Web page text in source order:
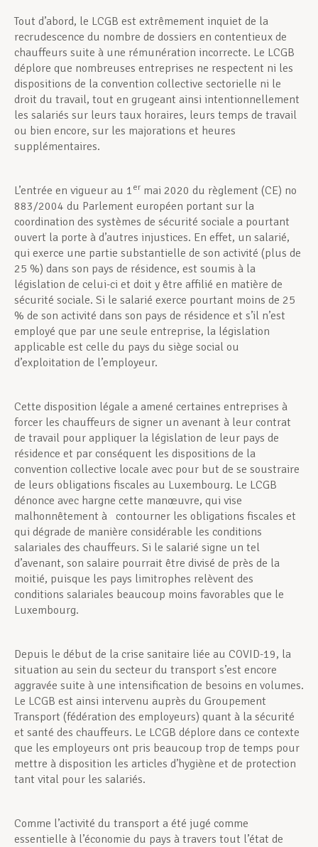
Tout d’abord, le LCGB est extrêmement inquiet de la
recrudescence du nombre de dossiers en contentieux de
chauffeurs suite à une rémunération incorrecte. Le LCGB
déplore que nombreuses entreprises ne respectent ni les
dispositions de la convention collective sectorielle ni le
droit du travail, tout en grugeant ainsi intentionnellement
les salariés sur leurs taux horaires, leurs temps de travail
ou bien encore, sur les majorations et heures
supplémentaires.
L’entrée en vigueur au 1 er mai 2020 du règlement (CE) no
883/2004 du Parlement européen portant sur la
coordination des systèmes de sécurité sociale a pourtant
ouvert la porte à d’autres injustices. En effet, un salarié,
qui exerce une partie substantielle de son activité (plus de
25 %) dans son pays de résidence, est soumis à la
législation de celui-ci et doit y être affilié en matière de
sécurité sociale. Si le salarié exerce pourtant moins de 25
% de son activité dans son pays de résidence et s’il n’est
employé que par une seule entreprise, la législation
applicable est celle du pays du siège social ou
d’exploitation de l’employeur.
Cette disposition légale a amené certaines entreprises à
forcer les chauffeurs de signer un avenant à leur contrat
de travail pour appliquer la législation de leur pays de
résidence et par conséquent les dispositions de la
convention collective locale avec pour but de se soustraire
de leurs obligations fiscales au Luxembourg. Le LCGB
dénonce avec hargne cette manœuvre, qui vise
malhonnêtement à contourner les obligations fiscales et
qui dégrade de manière considérable les conditions
salariales des chauffeurs. Si le salarié signe un tel
d’avenant, son salaire pourrait être divisé de près de la
moitié, puisque les pays limitrophes relèvent des
conditions salariales beaucoup moins favorables que le
Luxembourg.
Depuis le début de la crise sanitaire liée au COVID-19, la
situation au sein du secteur du transport s’est encore
aggravée suite à une intensification de besoins en volumes.
Le LCGB est ainsi intervenu auprès du Groupement
Transport (fédération des employeurs) quant à la sécurité
et santé des chauffeurs. Le LCGB déplore dans ce contexte
que les employeurs ont pris beaucoup trop de temps pour
mettre à disposition les articles d’hygiène et de protection
tant vital pour les salariés.
Comme l’activité du transport a été jugé comme
essentielle à l’économie du pays à travers tout l’état de